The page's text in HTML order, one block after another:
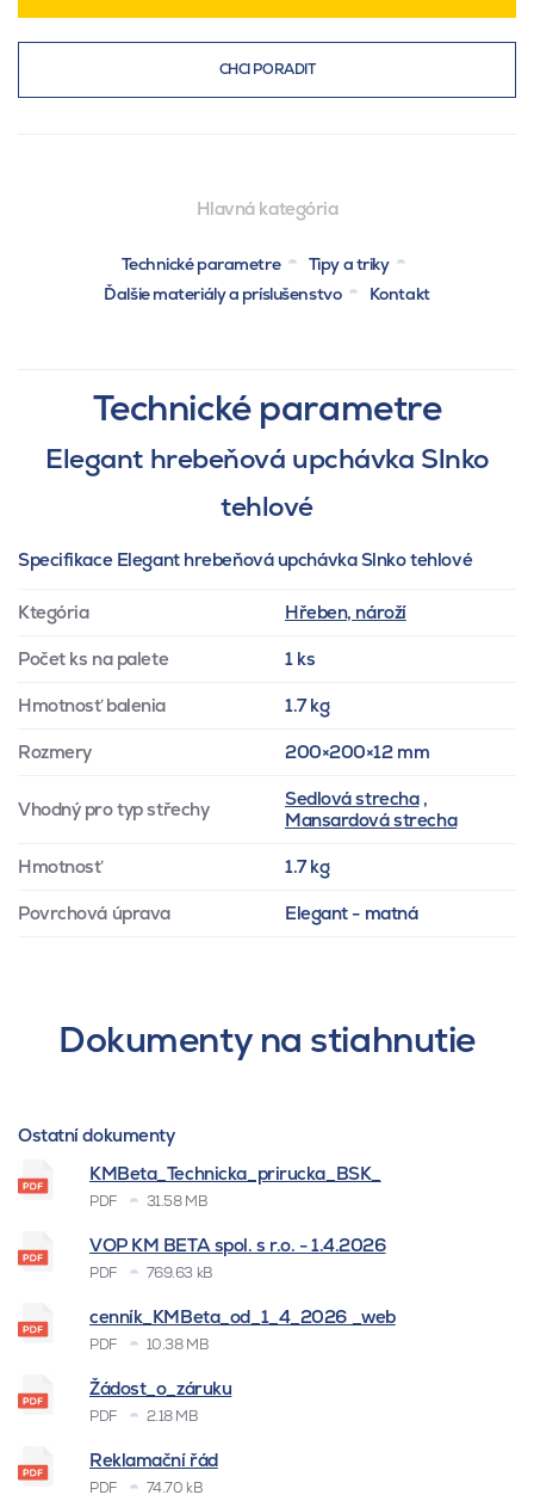
CHCI PORADIT
Hlavná kategória
Technické parametre
Tipy a triky
Ďalšie materiály a príslušenstvo
Kontakt
Technické parametre
Elegant hrebeňová upchávka Slnko
tehlové
Specifikace Elegant hrebeňová upchávka Slnko tehlové
Ktegória Hřeben, nároží
Počet ks na palete 1 ks
Hmotnosť balenia 1.7 kg
Rozmery 200×200×12 mm
Vhodný pro typ střechy Sedlová strecha,
Mansardová strecha
Hmotnosť 1.7 kg
Povrchová úprava Elegant - matná
Dokumenty na stiahnutie
Ostatní dokumenty
KMBeta_Technicka_prirucka_BSK_
PDF 31.58 MB
VOP KM BETA spol. s r.o. - 1.4.2026
PDF 769.63 kB
cenník_KMBeta_od_1_4_2026 _web
PDF 10.38 MB
Žádost_o_záruku
PDF 2.18 MB
Reklamační řád
PDF 74.70 kB